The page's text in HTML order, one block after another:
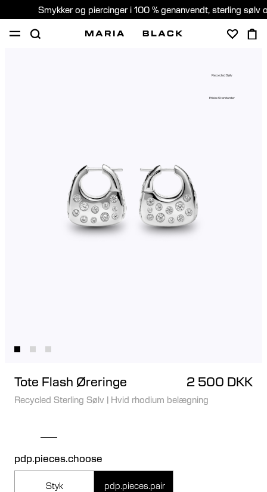
Smykker og piercinger i 100 % genanvendt, sterling sølv
Recycled Sølv
Etiske Standarder
Tote Flash Øreringe 2 500 DKK
Recycled Sterling Sølv | Hvid rhodium belægning
pdp.pieces.choose
Styk pdp.pieces.pair